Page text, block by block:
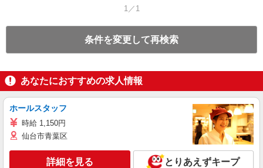
1／1
条件を変更して再検索
あなたにおすすめの求人情報
ホールスタッフ
時給 1,150円
仙台市青葉区
詳細を見る とりあえずキープ